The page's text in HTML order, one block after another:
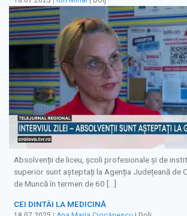
Absolvenții de liceu, școli profesionale și de
superior sunt așteptați la Agenția Județeană de
de Muncă în termen de 60 […]
CEI DINTÂI LA MEDICINĂ